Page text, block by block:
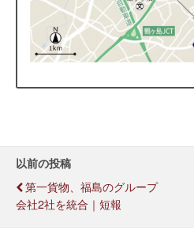
以前の投稿
第一貨物、福島のグループ
会社2社を統合｜短報